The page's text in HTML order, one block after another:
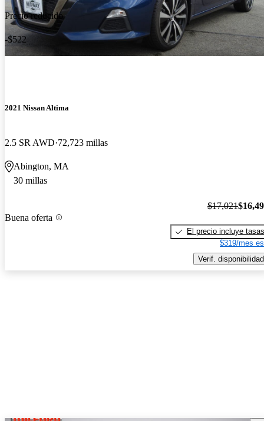
Precio reducido
-$522
2021 Nissan Altima
2.5 SR AWD 72,723 millas
Abington, MA
30 millas
Buena oferta
$17,021
El precio incluye tasas
$319/mes
Verif. disponibilidad